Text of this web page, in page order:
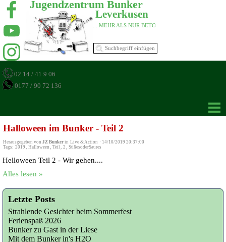
Jugendzentrum Bunker
... MEHR ALS NUR BETON
02 14 / 41 9 06
0177 / 90 72 136
Leverkusen
Halloween im Bunker - Teil 2
Herausgegeben von JZ Bunker in Live & Action · 14/10/2019 20:37:00
Tags: 2019 , Halloween , Teil , 2 , SüßesoderSaures
Helloween Teil 2 - Wir gehen....
Alles lesen »
Letzte Posts
Strahlende Gesichter beim Sommerfest
Ferienspaß 2026
Bunker zu Gast in der Liese
Mit dem Bunker in's H2O